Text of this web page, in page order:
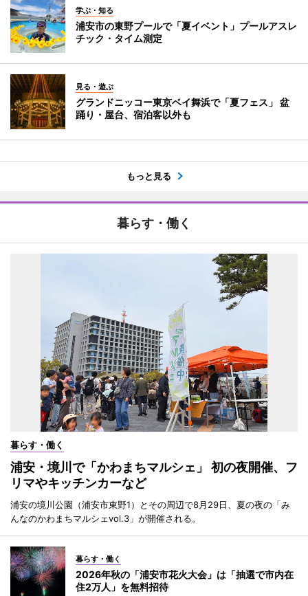
学ぶ・知る
浦安市の東野プールで「夏イベント」プールアスレ
チック・タイム測定
見る・遊ぶ
グランドニッコー東京ベイ舞浜で「夏フェス」 盆
踊り・屋台、宿泊客以外も
もっと見る
暮らす・働く
暮らす・働く
浦安・境川で「かわまちマルシェ」 初の夜開催、フ
リマやキッチンカーなど
浦安の境川公園（浦安市東野1）とその周辺で8月29日、夏の夜の「み
んなのかわまちマルシェvol.3」が開催される。
暮らす・働く
2026年秋の「浦安市花火大会」は「抽選で市内在
住2万人」を無料招待